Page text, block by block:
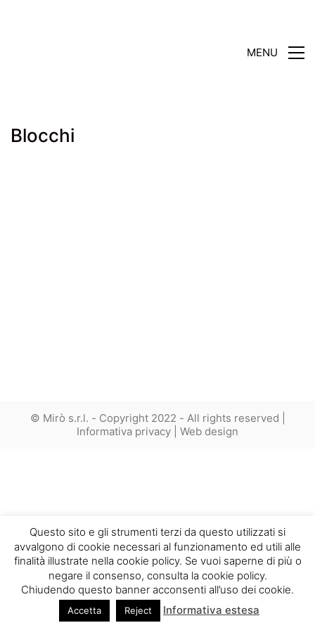
MENU
Blocchi
© Mirò s.r.l. - Copyright 2022 - All rights reserved |
Informativa privacy
Web design
Questo sito e gli strumenti terzi da questo utilizzati si
avvalgono di cookie necessari al funzionamento ed utili alle
finalità illustrate nella cookie policy. Se vuoi saperne di più o
negare il consenso, consulta la cookie policy.
Chiudendo questo banner acconsenti all’uso dei cookie.
Accetta Reject Informativa estesa